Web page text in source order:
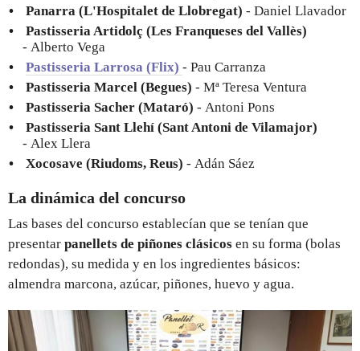
Panarra (L'Hospitalet de Llobregat) - Daniel Llavador
Pastisseria Artidolç (Les Franqueses del Vallès)
- Alberto Vega
Pastisseria Larrosa (Flix) - Pau Carranza
Pastisseria Marcel (Begues) - Mª Teresa Ventura
Pastisseria Sacher (Mataró) - Antoni Pons
Pastisseria Sant Llehí (Sant Antoni de Vilamajor)
- Alex Llera
Xocosave (Riudoms, Reus) - Adán Sáez
La dinámica del concurso
Las bases del concurso establecían que se tenían que
presentar panellets de piñones clásicos en su forma (bolas
redondas), su medida y en los ingredientes básicos:
almendra marcona, azúcar, piñones, huevo y agua.